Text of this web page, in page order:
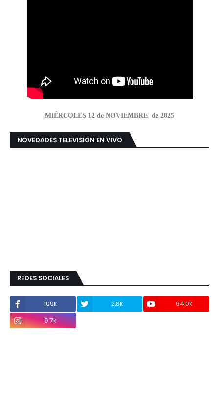
MIÉRCOLES 12 de NOVIEMBRE de 2025
NOVEDADES TELEVISIÓN EN VIVO
REDES SOCIALES
109k 2.8k
64.0k
9.7k